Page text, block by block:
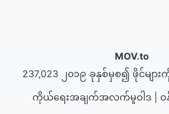
MOV.to
237,023 ၂၀၁၉ ခုနှစ်မှစ၍ ဖိုင်မျာ
ကိုယ်ရေးအချက်အလက်မူဝါဒ|